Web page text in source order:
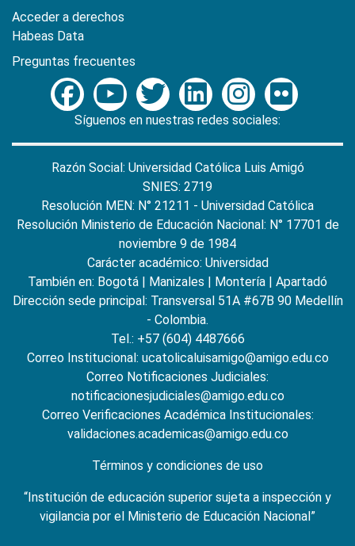
Acceder a derechos
Habeas Data
Preguntas frecuentes
Síguenos en nuestras redes sociales:
Razón Social: Universidad Católica Luis Amigó
SNIES: 2719
Resolución MEN: N° 21211 - Universidad Católica
Resolución Ministerio de Educación Nacional: N° 17701 de
noviembre 9 de 1984
Carácter académico: Universidad
También en: Bogotá | Manizales | Montería | Apartadó
Dirección sede principal: Transversal 51A #67B 90 Medellín
- Colombia.
Tel.: +57 (604) 4487666
Correo Institucional: ucatolicaluisamigo@amigo.edu.co
Correo Notificaciones Judiciales:
notificacionesjudiciales@amigo.edu.co
Correo Verificaciones Académica Institucionales:
validaciones.academicas@amigo.edu.co
Términos y condiciones de uso
“Institución de educación superior sujeta a inspección y
vigilancia por el Ministerio de Educación Nacional”